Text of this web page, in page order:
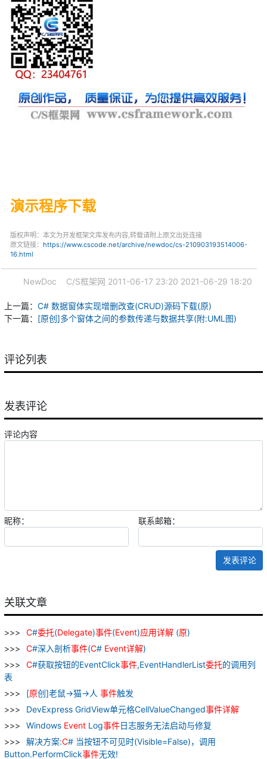
演示程序下载
版权声明：本文为开发框架文库发布内容,转载请附上原文出处连接
原文链接： https://www.cscode.net/archive/newdoc/cs-210903193514006-
16.html
NewDoc C/S框架网 2011-06-17 23:20 2021-06-29 18:20
上一篇： C# 数据窗体实现增删改查(CRUD)源码下载(原)
下一篇： [原创]多个窗体之间的参数传递与数据共享(附:UML图)
评论列表
发表评论
评论内容
昵称： 联系邮箱：
发表评论
关联文章
C#委托(Delegate)事件(Event)应用详解 (原)
C#深入剖析事件(C# Event详解)
C#获取按钮的EventClick事件,EventHandlerList委托的调用列
表
[原创]老鼠->猫->人 事件触发
DevExpress GridView单元格CellValueChanged事件详解
Windows Event Log事件日志服务无法启动与修复
解决方案:C# 当按钮不可见时(Visible=False)，调用
Button.PerformClick事件无效!